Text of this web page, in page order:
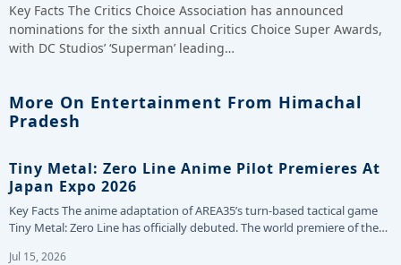
Key Facts The Critics Choice Association has announced
nominations for the sixth annual Critics Choice Super Awards,
with DC Studios’ ‘Superman’ leading…
More On Entertainment From Himachal
Pradesh
Tiny Metal: Zero Line Anime Pilot Premieres At
Japan Expo 2026
Key Facts The anime adaptation of AREA35’s turn-based tactical game
Tiny Metal: Zero Line has officially debuted. The world premiere of the…
Jul 15, 2026